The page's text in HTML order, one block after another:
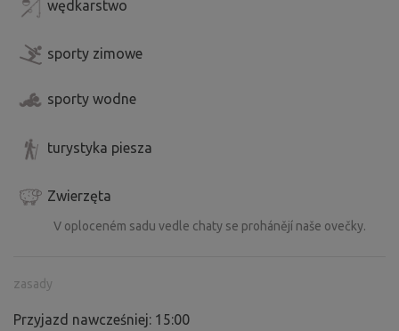
wędkarstwo
sporty zimowe
sporty wodne
turystyka piesza
Zwierzęta
V oploceném sadu vedle chaty se prohánějí naše ovečky.
zasady
Przyjazd nawcześniej: 15:00